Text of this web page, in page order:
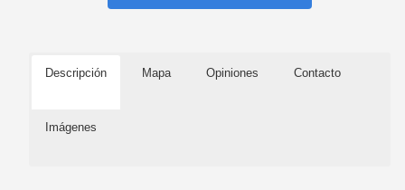
Descripción Mapa Opiniones Contacto
Imágenes